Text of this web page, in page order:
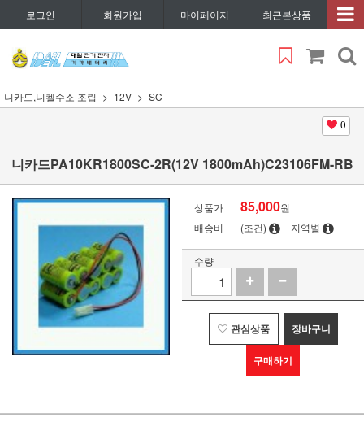
로그인 회원가입 마이페이지 최근본상품
니카드,니켈수소 조립 12V SC
0
니카드PA10KR1800SC-2R(12V 1800mAh)C23106FM-RB
상품가 85,000원
배송비
(조건) 지역별
수량
관심상품 장바구니
구매하기